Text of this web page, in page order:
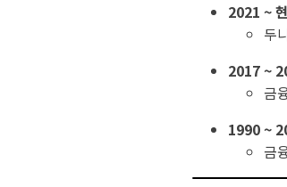
2021 ~
두
2017 ~
금
1990 ~
금